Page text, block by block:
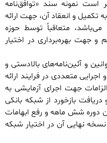
نمونه سند «توافق‌نامه
تکمیل و انعقاد آن، جهت ارائه
متعاقباً توسط حوزه
جهت بهره‌برداری در اختیار
و آئین‌نامه‌های بالادستی و
متعددی در فرایند ارائه
جهت اجرای آزمایشی به
شش ماه تا پایان سال ۱۴۰۴ و دریافت بازخورد از شبکه بانکی
دوره شش ماهه و رفع ابهامات
نهایی آن در اختیار شبکه